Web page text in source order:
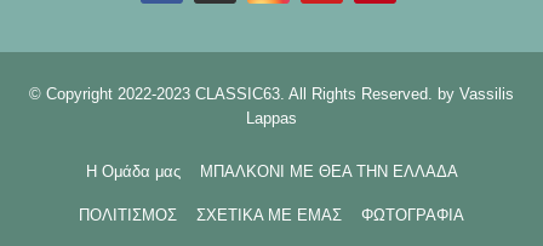
© Copyright 2022-2023 CLASSIC63. All Rights Reserved. by Vassilis
Lappas
Η Ομάδα μας ΜΠΑΛΚΟΝΙ ΜΕ ΘΕΑ ΤΗΝ ΕΛΛΑΔΑ
ΠΟΛΙΤΙΣΜΟΣ ΣΧΕΤΙΚΑ ΜΕ ΕΜΑΣ ΦΩΤΟΓΡΑΦΙΑ